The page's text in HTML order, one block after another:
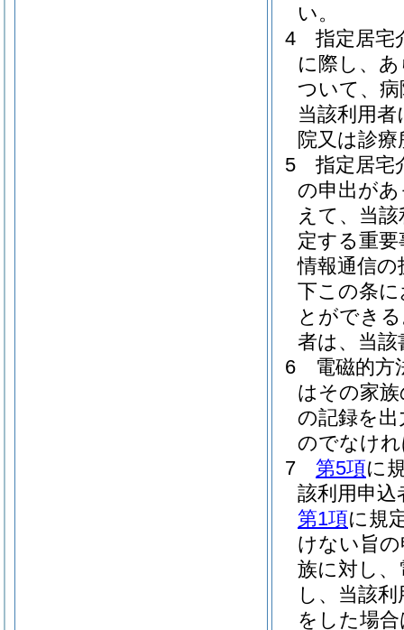
い。
4
指定居宅
に際し、
ついて、
当該利用
院又は診
5
指定居宅
の申出が
えて、当
定する重
情報通信
下この条
とができ
者は、当
6
電磁的方
はその家
の記録を
のでなけ
7
第5項に
該利用申
第1項に規
けない旨
族に対し
し、当該
をした場